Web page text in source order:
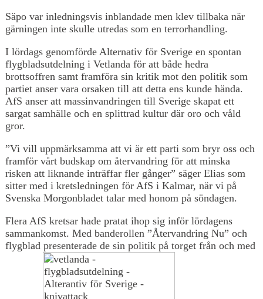
Säpo var inledningsvis inblandade men klev tillbaka när
gärningen inte skulle utredas som en terrorhandling.
I lördags genomförde Alternativ för Sverige en spontan
flygbladsutdelning i Vetlanda för att både hedra
brottsoffren samt framföra sin kritik mot den politik som
partiet anser vara orsaken till att detta ens kunde hända.
AfS anser att massinvandringen till Sverige skapat ett
sargat samhälle och en splittrad kultur där oro och våld
gror.
”Vi vill uppmärksamma att vi är ett parti som bryr oss och
framför vårt budskap om återvandring för att minska
risken att liknande inträffar fler gånger” säger Elias som
sitter med i kretsledningen för AfS i Kalmar, när vi på
Svenska Morgonbladet talar med honom på söndagen.
Flera AfS kretsar hade pratat ihop sig inför lördagens
sammankomst. Med banderollen ”Återvandring Nu” och
flygblad presenterade de sin politik på torget från och med